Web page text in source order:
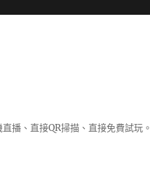
播、直接QR掃描、直接免費試玩。